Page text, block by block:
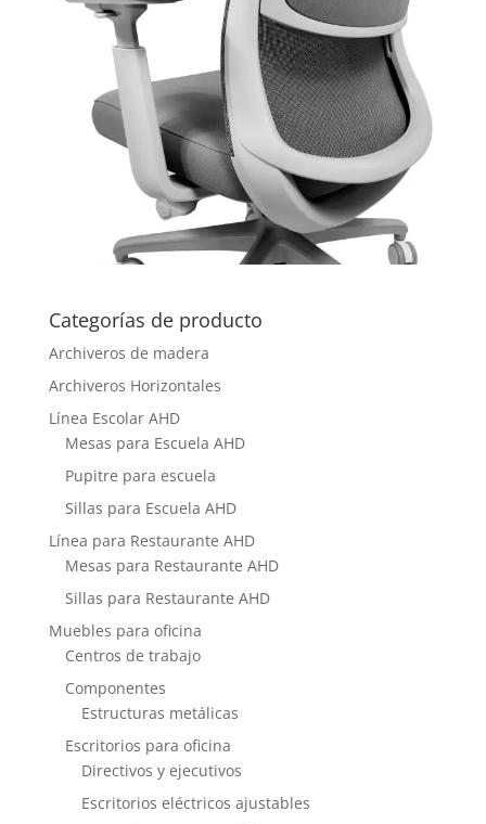
Categorías de producto
Archiveros de madera
Archiveros Horizontales
Línea Escolar AHD
Mesas para Escuela AHD
Pupitre para escuela
Sillas para Escuela AHD
Línea para Restaurante AHD
Mesas para Restaurante AHD
Sillas para Restaurante AHD
Muebles para oficina
Centros de trabajo
Componentes
Estructuras metálicas
Escritorios para oficina
Directivos y ejecutivos
Escritorios eléctricos ajustables